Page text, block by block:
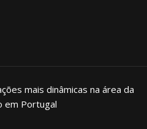
mais dinâmicas na área da
em Portugal